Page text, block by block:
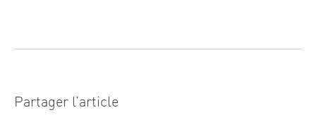
Partager l’article